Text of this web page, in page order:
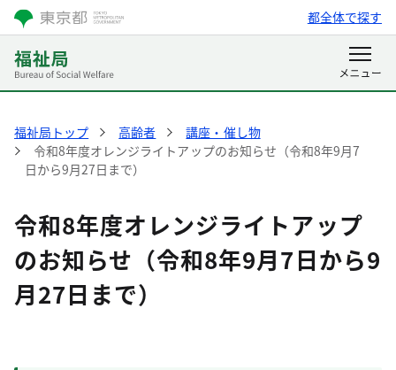
都全体で探す
福祉局トップ 高齢者
講座・催し物
令和8年度オレンジライトアップのお知らせ（令和8年9月7
日から9月27日まで）
令和8年度オレンジライトアップ
のお知らせ（令和8年9月7日から9
月27日まで）